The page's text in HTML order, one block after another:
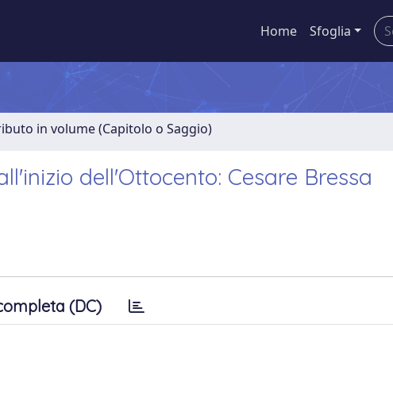
Home Sfoglia
in volume (Capitolo o Saggio)
dell'Ottocento: Cesare Bressa
(DC)